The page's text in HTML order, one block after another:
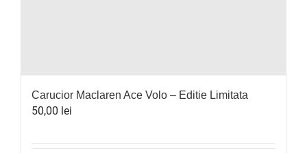
Carucior Maclaren Ace Volo – Editie Limitata
50,00 lei